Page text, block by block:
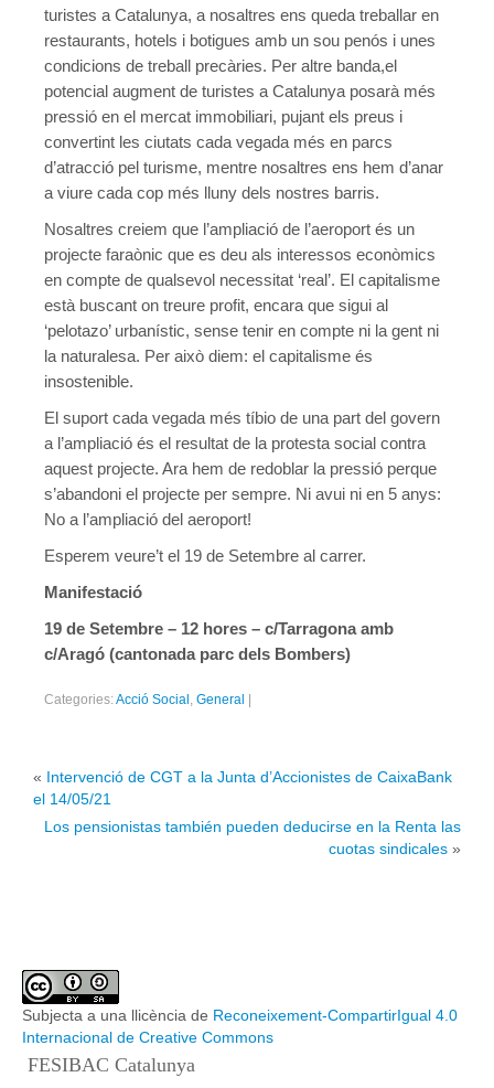
MARÇ 2020 – BOLETÍN CONFEDERAL 163 – Soluciones a
MARÇ 2020 – Guia de gestió psicològica davant quarantenes
Mesures laborals de prevenció de CORONAVIRUS
Guia del drets laborals – Covid19
Canal pels dubtes laborals pel Coronavirus
Comunicado COVID-19
10/03/2020 – Comunicat CGT #1 del Secretariat
12/03/2020 Pla de xoc davant la crisi del COVID19
13/03/2020 – La clase trabajadora no puede pagar la crisis
14/03/2020 – Comunicat CGT #2: Sobre la cura de menors
14/03/2020 – Comunicat CGT #3: Acomiadaments i
17/03/2020 – Comunicat CGT #4: Suspensions temporals
22/03/2020 – Comunicat CGT #5: Prevenció de riscos
Suspensió serveis no essencials
Més informació
turistes a Catalunya, a nosaltres ens queda treballar en
restaurants, hotels i botigues amb un sou penós i unes
condicions de treball precàries. Per altre banda,el
potencial augment de turistes a Catalunya posarà més
pressió en el mercat immobiliari, pujant els preus i
convertint les ciutats cada vegada més en parcs
d’atracció pel turisme, mentre nosaltres ens hem d’anar
a viure cada cop més lluny dels nostres barris.
Nosaltres creiem que l’ampliació de l’aeroport és un
projecte faraònic que es deu als interessos econòmics
en compte de qualsevol necessitat ‘real’. El capitalisme
està buscant on treure profit, encara que sigui al
‘pelotazo’ urbanístic, sense tenir en compte ni la gent ni
la naturalesa. Per això diem: el capitalisme és
insostenible.
El suport cada vegada més tíbio de una part del govern
a l’ampliació és el resultat de la protesta social contra
aquest projecte. Ara hem de redoblar la pressió perque
s’abandoni el projecte per sempre. Ni avui ni en 5 anys:
No a l’ampliació del aeroport!
Esperem veure’t el 19 de Setembre al carrer.
Manifestació
19 de Setembre – 12 hores – c/Tarragona amb
c/Aragó (cantonada parc dels Bombers)
Categories:Acció Social , General
« Intervenció de CGT a la Junta d’Accionistes de CaixaBank
el 14/05/21
Los pensionistas también pueden deducirse en la Renta las
cuotas sindicales »
Subjecta a una llicència de Reconeixement-CompartirIgual 4.0
Internacional de Creative Commons
FESIBAC Catalunya